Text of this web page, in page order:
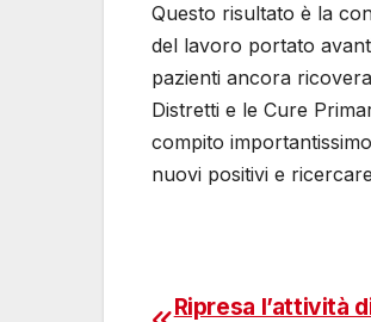
Questo risultato è la
del lavoro portato
pazienti ancora
Distretti e le Cure
compito
nuovi positivi e
Ripresa l’attività